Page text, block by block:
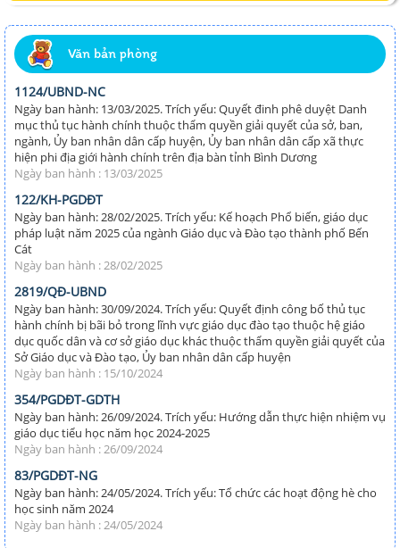
Văn bản phòng
1124/UBND-NC
Ngày ban hành: 13/03/2025. Trích yếu: Quyết đinh phê duyệt Danh
mục thủ tục hành chính thuộc thẩm quyền giải quyết của sở, ban,
ngành, Ủy ban nhân dân cấp huyện, Ủy ban nhân dân cấp xã thực
hiện phi địa giới hành chính trên địa bàn tỉnh Bình Dương
Ngày ban hành : 13/03/2025
122/KH-PGDĐT
Ngày ban hành: 28/02/2025. Trích yếu: Kế hoạch Phổ biến, giáo dục
pháp luật năm 2025 của ngành Giáo dục và Đào tạo thành phố Bến
Cát
Ngày ban hành : 28/02/2025
2819/QĐ-UBND
Ngày ban hành: 30/09/2024. Trích yếu: Quyết định công bố thủ tục
hành chính bị bãi bỏ trong lĩnh vực giáo dục đào tạo thuộc hệ giáo
dục quốc dân và cơ sở giáo dục khác thuộc thẩm quyền giải quyết của
Sở Giáo dục và Đào tạo, Ủy ban nhân dân cấp huyện
Ngày ban hành : 15/10/2024
354/PGDĐT-GDTH
Ngày ban hành: 26/09/2024. Trích yếu: Hướng dẫn thực hiện nhiệm vụ
giáo dục tiểu học năm học 2024-2025
Ngày ban hành : 26/09/2024
83/PGDĐT-NG
Ngày ban hành: 24/05/2024. Trích yếu: Tổ chức các hoạt động hè cho
học sinh năm 2024
Ngày ban hành : 24/05/2024